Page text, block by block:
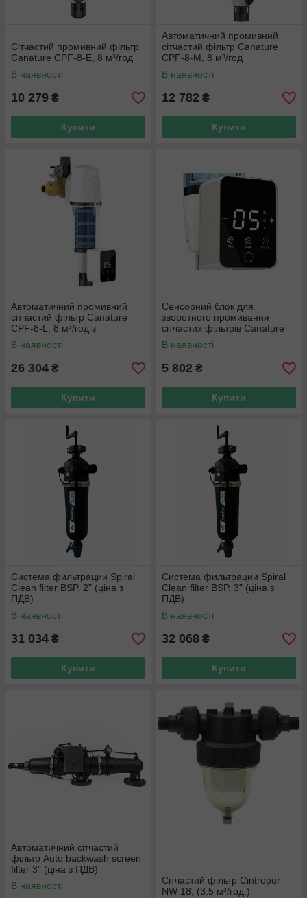
Сітчастий промивний фільтр
Canature CPF-8-Е, 8 м³/год
В наявності
10 279 ₴
Купити
Автоматичний промивний
сітчастий фільтр Canature
CPF-8-M, 8 м³/год
В наявності
12 782 ₴
Купити
Автоматичний промивний
сітчастий фільтр Canature
CPF-8-L, 8 м³/год з
манометром
В наявності
26 304 ₴
Купити
Сенсорний блок для
зворотного промивання
сітчастих фільтрів Canature
В наявності
5 802 ₴
Купити
Система фильтрации Spiral
Clean filter BSP, 2" (ціна з
ПДВ)
В наявності
31 034 ₴
Купити
Система фильтрации Spiral
Clean filter BSP, 3" (ціна з
ПДВ)
В наявності
32 068 ₴
Купити
Автоматичний сітчастий
фільтр Auto backwash screen
filter 3" (ціна з ПДВ)
В наявності
Сітчастий фільтр Cintropur
NW 18, (3.5 м³/год.)